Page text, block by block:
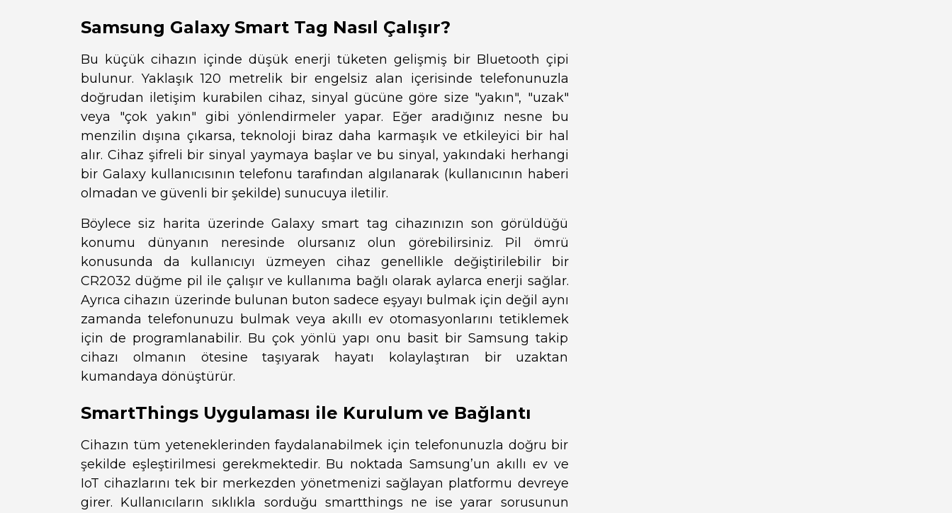
Samsung Galaxy Smart Tag Nasıl Çalışır?
Bu küçük cihazın içinde düşük enerji tüketen gelişmiş bir Bluetooth çipi
bulunur. Yaklaşık 120 metrelik bir engelsiz alan içerisinde telefonunuzla
doğrudan iletişim kurabilen cihaz, sinyal gücüne göre size "yakın", "uzak"
veya "çok yakın" gibi yönlendirmeler yapar. Eğer aradığınız nesne bu
menzilin dışına çıkarsa, teknoloji biraz daha karmaşık ve etkileyici bir hal
alır. Cihaz şifreli bir sinyal yaymaya başlar ve bu sinyal, yakındaki herhangi
bir Galaxy kullanıcısının telefonu tarafından algılanarak (kullanıcının haberi
olmadan ve güvenli bir şekilde) sunucuya iletilir.
Böylece siz harita üzerinde Galaxy smart tag cihazınızın son görüldüğü
konumu dünyanın neresinde olursanız olun görebilirsiniz. Pil ömrü
konusunda da kullanıcıyı üzmeyen cihaz genellikle değiştirilebilir bir
CR2032 düğme pil ile çalışır ve kullanıma bağlı olarak aylarca enerji sağlar.
Ayrıca cihazın üzerinde bulunan buton sadece eşyayı bulmak için değil aynı
zamanda telefonunuzu bulmak veya akıllı ev otomasyonlarını tetiklemek
için de programlanabilir. Bu çok yönlü yapı onu basit bir Samsung takip
cihazı olmanın ötesine taşıyarak hayatı kolaylaştıran bir uzaktan
kumandaya dönüştürür.
SmartThings Uygulaması ile Kurulum ve Bağlantı
Cihazın tüm yeteneklerinden faydalanabilmek için telefonunuzla doğru bir
şekilde eşleştirilmesi gerekmektedir. Bu noktada Samsung’un akıllı ev ve
IoT cihazlarını tek bir merkezden yönetmenizi sağlayan platformu devreye
girer. Kullanıcıların sıklıkla sorduğu smartthings ne ise yarar sorusunun